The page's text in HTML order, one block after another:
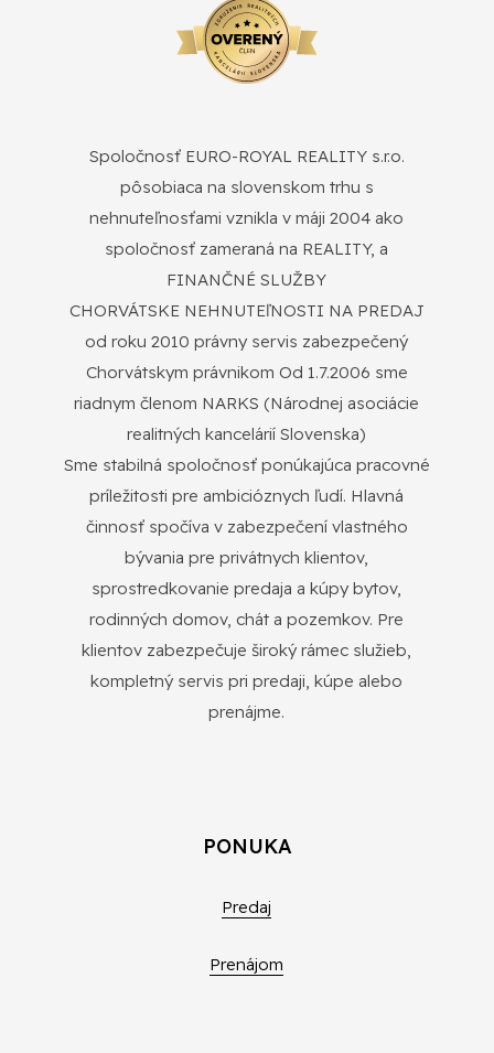
Spoločnosť EURO-ROYAL REALITY s.r.o.
pôsobiaca na slovenskom trhu s
nehnuteľnosťami vznikla v máji 2004 ako
spoločnosť zameraná na REALITY, a
FINANČNÉ SLUŽBY
CHORVÁTSKE NEHNUTEľNOSTI NA PREDAJ
od roku 2010 právny servis zabezpečený
Chorvátskym právnikom Od 1.7.2006 sme
riadnym členom NARKS (Národnej asociácie
realitných kancelárií Slovenska)
Sme stabilná spoločnosť ponúkajúca pracovné
príležitosti pre ambicióznych ľudí. Hlavná
činnosť spočíva v zabezpečení vlastného
bývania pre privátnych klientov,
sprostredkovanie predaja a kúpy bytov,
rodinných domov, chát a pozemkov. Pre
klientov zabezpečuje široký rámec služieb,
kompletný servis pri predaji, kúpe alebo
prenájme.
PONUKA
Predaj
Prenájom